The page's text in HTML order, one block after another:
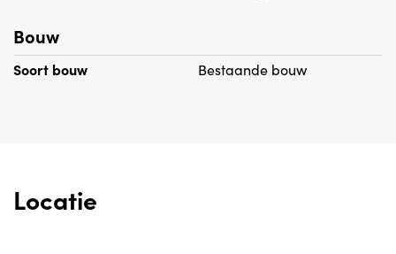
Bouw
Soort bouw Bestaande bouw
Locatie